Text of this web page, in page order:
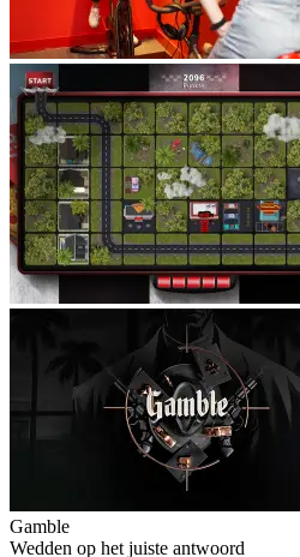
Gamble
Wedden op het juiste antwoord